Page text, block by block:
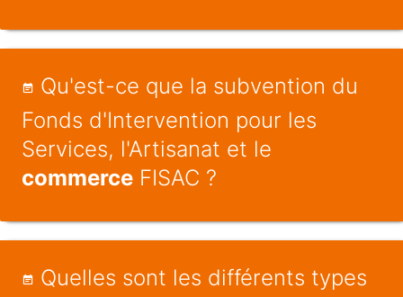
Qu'est-ce que la subvention du
Fonds d'Intervention pour les
Services, l'Artisanat et le
commerce FISAC ?
Quelles sont les différents types